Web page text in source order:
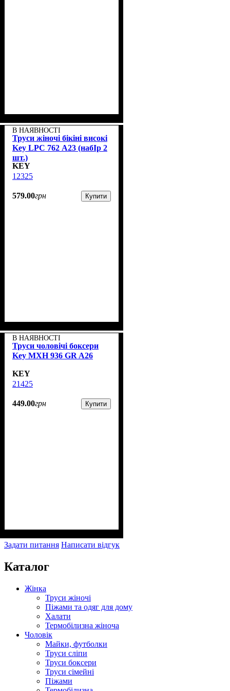
В НАЯВНОСТІ
Труси жіночі бікіні високі
Key LPC 762 А23 (набІр 2
шт.)
KEY
12325
579.00грн Купити
В НАЯВНОСТІ
Труси чоловічі боксери
Key MXH 936 GR A26
KEY
21425
449.00грн Купити
Задати питання Написати відгук
Каталог
Жінка
Труси жіночі
Піжами та одяг для дому
Халати
Термобілизна жіноча
Чоловік
Майки, футболки
Труси сліпи
Труси боксери
Труси сімейні
Піжами